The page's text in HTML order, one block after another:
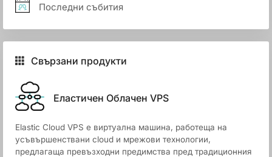
Последни събития
Свързани продукти
Еластичен Облачен VPS
Elastic Cloud VPS е виртуална машина, работеща на
усъвършенствани cloud и мрежови технологии,
предлагаща превъзходни предимства пред традиционния